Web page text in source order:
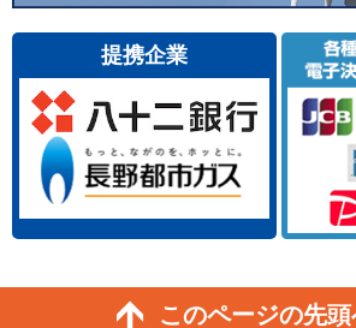
提携企業
このページの先頭